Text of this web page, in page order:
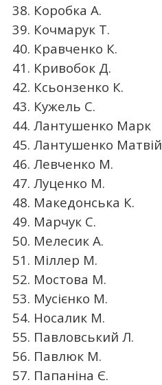
38. Коробка А.
39. Кочмарук Т.
40. Кравченко К.
41. Кривобок Д.
42. Ксьонзенко К.
43. Кужель С.
44. Лантушенко Марк
45. Лантушенко Матвій
46. Левченко М.
47. Луценко М.
48. Македонська К.
49. Марчук С.
50. Мелесик А.
51. Міллер М.
52. Мостова М.
53. Мусієнко М.
54. Носалик М.
55. Павловський Л.
56. Павлюк М.
57. Папаніна Є.